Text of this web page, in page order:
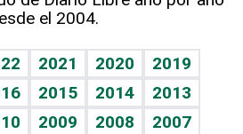
el 2004.
2021 2020
2019
2015 2014
2013
2009 2008
2007